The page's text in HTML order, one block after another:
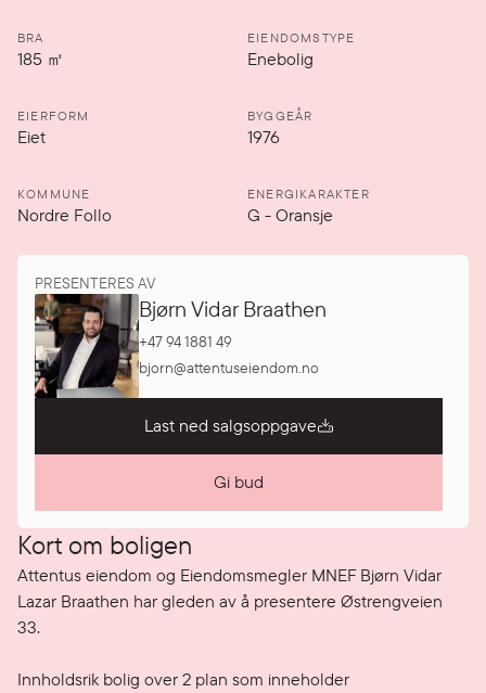
BRA
185 ㎡
EIENDOMSTYPE
Enebolig
EIERFORM
Eiet
BYGGEÅR
1976
KOMMUNE
Nordre Follo
ENERGIKARAKTER
G -Oransje
PRESENTERES AV
Bjørn Vidar Braathen
+47 94 1881 49
bjorn@attentuseiendom.no
Last ned salgsoppgave
Gi bud
Kort om boligen
Attentus eiendom og Eiendomsmegler MNEF Bjørn Vidar
Lazar Braathen har gleden av å presentere Østrengveien
33.
Innholdsrik bolig over 2 plan som inneholder